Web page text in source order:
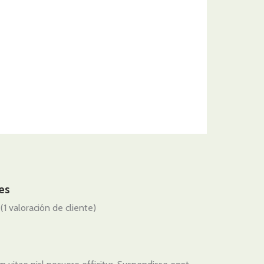
Valorado
1
(1 valoración de cliente)